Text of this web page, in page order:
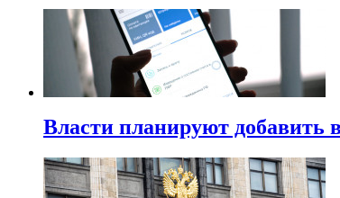
Власти планируют добавить